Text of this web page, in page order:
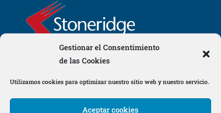
Gestionar el Consentimiento
de las Cookies
Utilizamos cookies para optimizar nuestro sitio web y nuestro servicio.
Aceptar cookies